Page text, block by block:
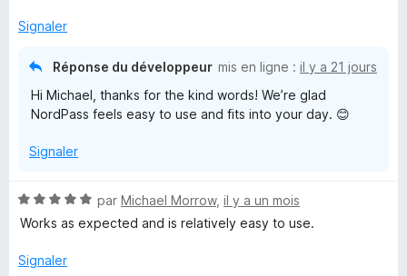
g
i
t
a
l
V
u
Signaler
Réponse du développeur mis en ligne : il y a 21 jours
Hi Michael, thanks for the kind words! We’re glad
NordPass feels easy to use and fits into your day. 😊
Signaler
N
o
é
par Michael Morrow, il y a un mois
Works as expected and is relatively easy to use.
Signaler